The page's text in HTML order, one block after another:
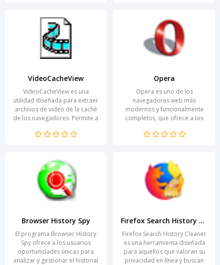
VideoCacheView
VideoCacheView es una
utilidad diseñada para extraer
archivos de video de la caché
de los navegadores. Permite a
guardar videos...
Opera
Opera es uno de los
navegadores web más
modernos y funcionalmente
completos, que ofrece a los
para una experiencia de
Browser History Spy
El programa Browser History
Spy ofrece a los usuarios
oportunidades únicas para
analizar y gestionar el historial
Firefox Search History Cleaner
Firefox Search History Cleaner
es una herramienta diseñada
para aquellos que valoran su
privacidad en línea y buscan